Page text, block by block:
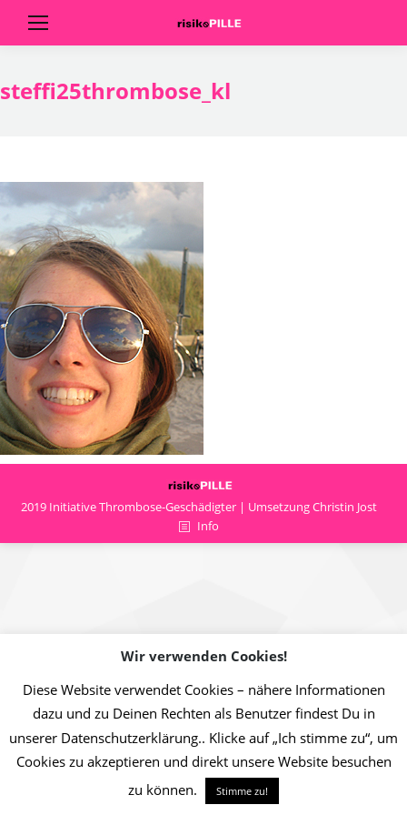
steffi25thrombose_kl
2019 Initiative Thrombose-Geschädigter | Umsetzung Christin Jost
Info
Wir verwenden Cookies!
Diese Website verwendet Cookies – nähere Informationen
dazu und zu Deinen Rechten als Benutzer findest Du in
unserer Datenschutzerklärung.. Klicke auf „Ich stimme zu“, um
Cookies zu akzeptieren und direkt unsere Website besuchen
zu können.
Stimme zu!